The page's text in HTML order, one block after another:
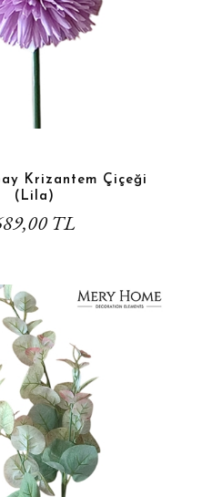
Krizantem Çiçeği
(Lila)
TL